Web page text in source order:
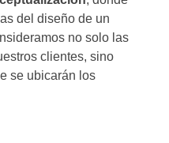
del diseño de un
no solo las
clientes, sino
se ubicarán los